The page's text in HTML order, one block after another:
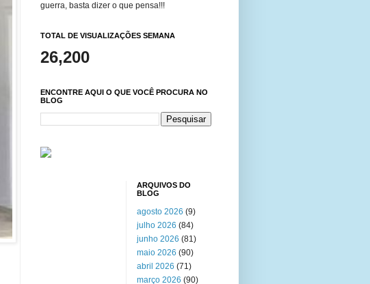
guerra, basta dizer o que pensa!!!
TOTAL DE VISUALIZAÇÕES SEMANA
26,200
ENCONTRE AQUI O QUE VOCÊ PROCURA NO
BLOG
ARQUIVOS DO
BLOG
agosto 2026 (9)
julho 2026 (84)
junho 2026 (81)
maio 2026 (90)
abril 2026 (71)
março 2026 (90)